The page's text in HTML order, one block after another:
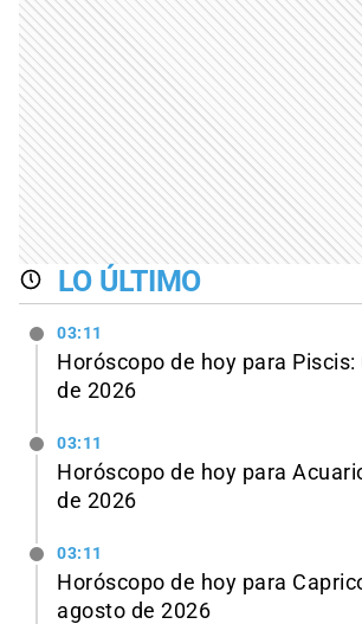
LO ÚLTIMO
03:11
Horóscopo de hoy para
de 2026
03:11
Horóscopo de hoy para
de 2026
03:11
Horóscopo de hoy para
agosto de 2026